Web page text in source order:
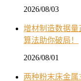
2026/08/03
增材制造数据量
算法助你破局！
2026/08/01
两种粉末床金属